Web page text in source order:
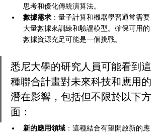
思考和優化傳統演算法。
數據需求 ：量子計算和機器學習通常需要
大量數據來訓練和驗證模型。確保可用的
數據資源充足可能是一個挑戰。
悉尼大學的研究人員可能看到這
種聯合計畫對未來科技和應用的
潛在影響，包括但不限於以下方
面：
新的應用領域 ：這種結合有望開啟新的應